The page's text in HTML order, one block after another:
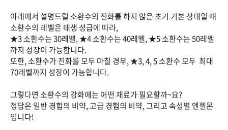
아래에서 설명드릴 소환수의 진화를 하지 않은 초기 기본 상태일 때
소환수의 레벨은 태생 성급에 따라,
★3 소환수는 30레벨, ★4 소환수는 40레벨, ★5 소환수는 50레벨
까지 성장이 가능합니다.
또한, 소환수가 진화를 모두 마칠 경우, ★3, 4, 5 소환수 모두 최대
70레벨까지 성장이 가능합니다.
그렇다면 소환수의 강화에는 어떤 재료가 필요할까~요?
정답은 일반 경험의 비약, 고급 경험의 비약, 그리고 속성별 엔젤몬
입니다!